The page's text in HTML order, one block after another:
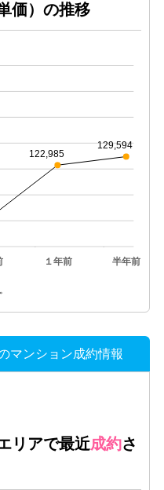
価）の推移
１年前 半年前
122,985
129,594
マンション成約情報
リアで最近成約さ